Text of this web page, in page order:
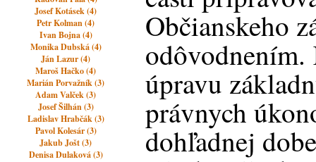
Josef Kotásek (4)
Petr Kolman (4)
Ivan Bojna (4)
Monika Dubská (4)
Ján Lazur (4)
Maroš Hačko (4)
Marián Porvažník (3)
Adam Valček (3)
Josef Šilhán (3)
Ladislav Hrabčák (3)
Pavol Kolesár (3)
Jakub Jošt (3)
Denisa Dulaková (3)
Občianskeho
úpravu
právnych
dohľadnej